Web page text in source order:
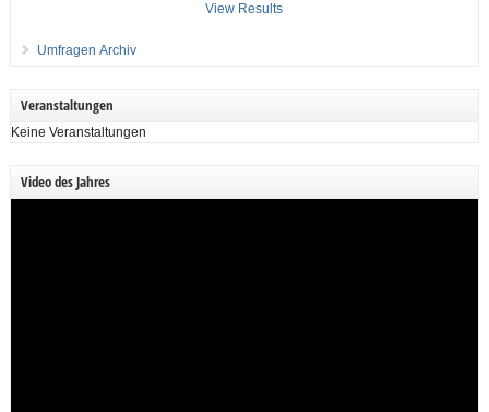
View Results
Umfragen Archiv
Veranstaltungen
Keine Veranstaltungen
Video des Jahres